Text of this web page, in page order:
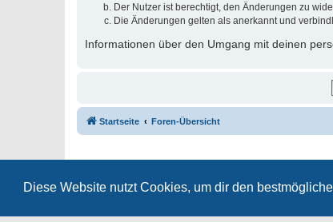
Diese Website nutzt Cookies, um dir den
Der Nutzer ist berechtigt, den Änderungen zu
Die Änderungen gelten als anerkannt und
Informationen über den Umgang mit deinen
Startseite Foren-Übersicht